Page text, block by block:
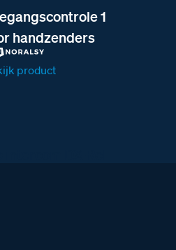
1
handzenders
product